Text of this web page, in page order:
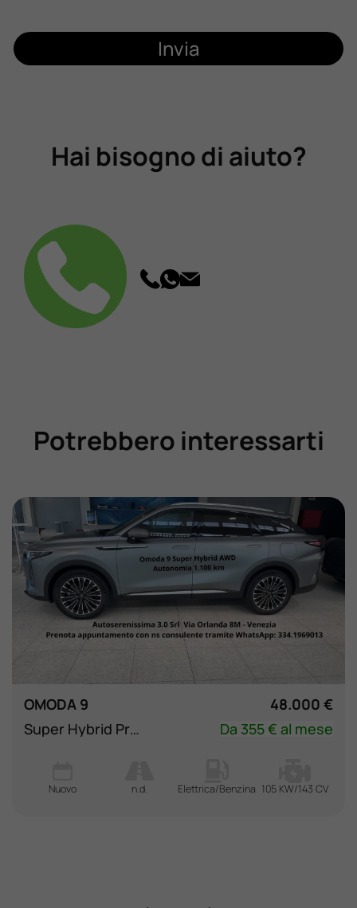
Invia
Hai bisogno di aiuto?
Potrebbero interessarti
OMODA 9
48.000 €
Super Hybrid Premium AWD
Da 355 € al mese
Nuovo n.d. Elettrica/Benzina 105 KW/143 CV